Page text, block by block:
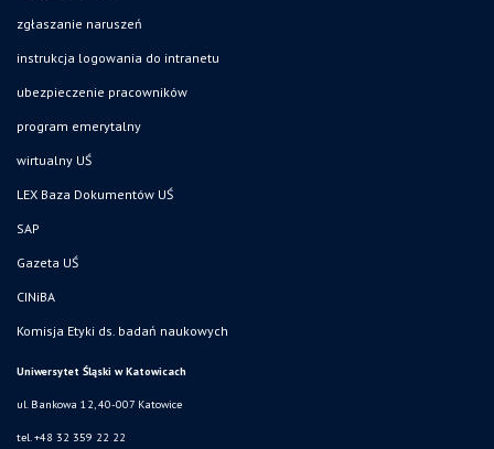
zgłaszanie naruszeń
instrukcja logowania do intranetu
ubezpieczenie pracowników
program emerytalny
wirtualny UŚ
LEX Baza Dokumentów UŚ
SAP
Gazeta UŚ
CINiBA
Komisja Etyki ds. badań naukowych
Uniwersytet Śląski w Katowicach
ul. Bankowa 12, 40-007 Katowice
tel. +48 32 359 22 22